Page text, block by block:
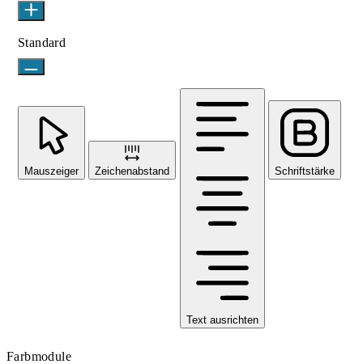
Standard
Mauszeiger Zeichenabstand
Text ausrichten
Schriftstärke
Farbmodule